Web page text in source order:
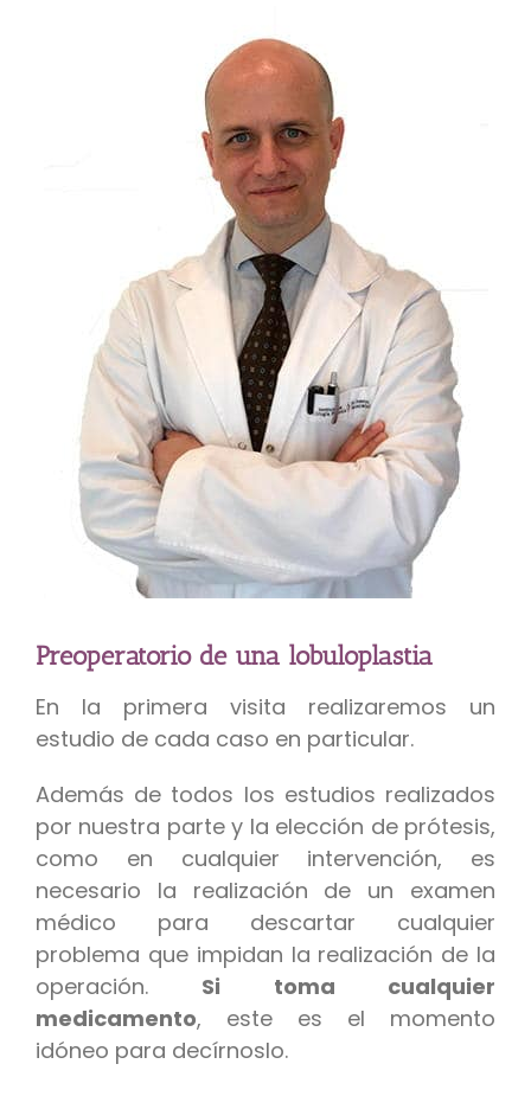
Preoperatorio de una lobuloplastia
En la primera visita realizaremos un
estudio de cada caso en particular.
Además de todos los estudios realizados
por nuestra parte y la elección de prótesis,
como en cualquier intervención, es
necesario la realización de un examen
médico para descartar cualquier
problema que impidan la realización de la
operación. Si toma cualquier
medicamento, este es el momento
idóneo para decírnoslo.